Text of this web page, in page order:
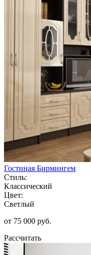
Гостиная Бирмингем
Стиль:
Классический
Цвет:
Светлый
от 75 000 руб.
Рассчитать